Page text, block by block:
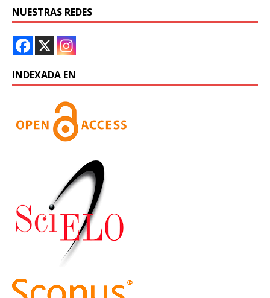
NUESTRAS REDES
INDEXADA EN